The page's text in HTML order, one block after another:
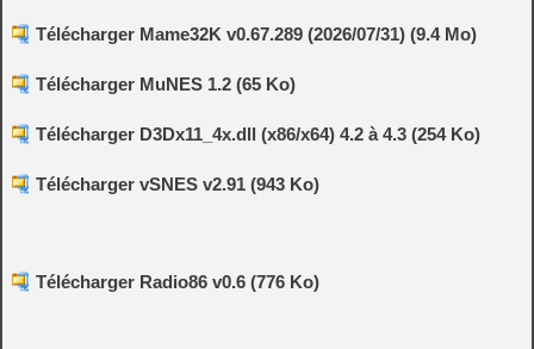
Télécharger Mame32K v0.67.289 (2026/07/31) (9.4 Mo)
Télécharger MuNES 1.2 (65 Ko)
Télécharger D3Dx11_4x.dll (x86/x64) 4.2 à 4.3 (254 Ko)
Télécharger vSNES v2.91 (943 Ko)
Télécharger Radio86 v0.6 (776 Ko)